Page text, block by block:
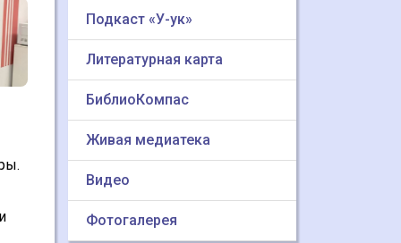
Подкаст «У-ук»
Литературная карта
БиблиоКомпас
Живая медиатека
Видео
Фотогалерея